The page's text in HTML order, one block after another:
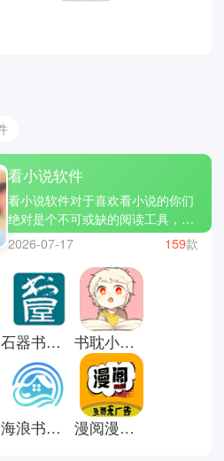
看小说软件
看小说软件对于喜欢看小说的你们
绝对是个不可或缺的阅读工具，拥
有海量小说资源，无论是都市、玄
幻、言情还是悬疑都应有尽有，满
足你们不同的书品口味。软件支持
多设备同步和云端收藏，同时提供
了夜间模式、字体大小调节及排版
优化功能，让你们随时随地可以享
用最舒适的继续阅读留下书签的章
节，无需担心进度丢失。小编为你
们推荐这几款超好用的看小说软
件，如夜猫小说、达文小说、掌阅
小说等等，软件离线缓存与随时阅
读功能，让你们可以在无网络的环
2026-07-17 159款
石器书屋十八书屋 书耽小说软件
海浪书屋纯净版 漫阅漫画纯净版